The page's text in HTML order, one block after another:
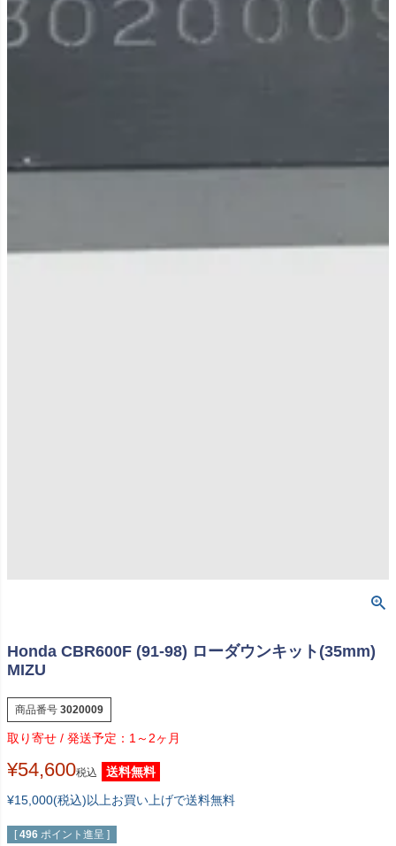
Honda CBR600F (91-98) ローダウンキット(35mm)
MIZU
商品番号 3020009
1～2ヶ月
¥54,600税込
送料無料
¥15,000(税込)以上お買い上げで送料無料
[ 496 ポイント進呈 ]